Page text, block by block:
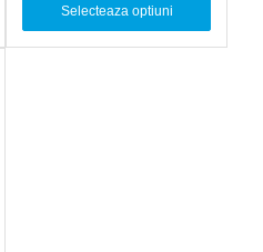
Selecteaza optiuni